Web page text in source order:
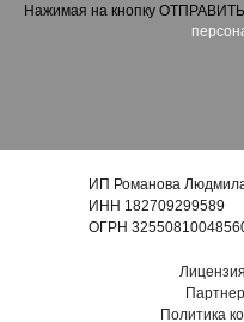
Нажимая на кнопку
ИП Романова
ИНН 182709299589
ОГРН
Политика